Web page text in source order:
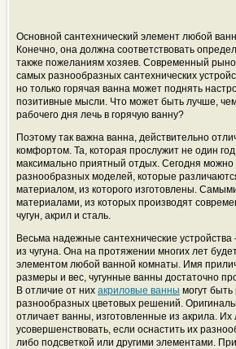
Основной сантехнический элемент любой
Конечно, она должна соответствовать
также пожеланиям хозяев. Современный
самых разнообразных сантехнических
но только горячая ванна может поднять
позитивные мысли. Что может быть лучше,
рабочего дня лечь в горячую ванну?
Поэтому так важна ванна, действительно
комфортом. Та, которая прослужит не один
максимально приятный отдых. Сегодня можно
разнообразных моделей, которые
материалом, из которого изготовлены.
материалами, из которых производят
чугун, акрил и сталь.
Весьма надежные сантехнические
из чугуна. Она на протяжении многих лет
элементом любой ванной комнаты. Имя
размеры и вес, чугунные ванны достаточно
В отличие от них акриловые ванны могут
разнообразных цветовых решений.
отличает ванны, изготовленные из акрила. Их
усовершенствовать, если оснастить их
либо подсветкой или другими элементами.